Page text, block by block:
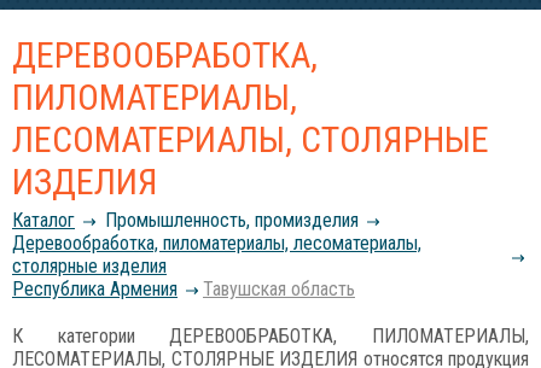
ДЕРЕВООБРАБОТКА,
ПИЛОМАТЕРИАЛЫ,
ЛЕСОМАТЕРИАЛЫ, СТОЛЯРНЫЕ
ИЗДЕЛИЯ
Каталог
Промышленность, промизделия
Деревообработка, пиломатериалы, лесоматериалы,
столярные изделия
Республика Армения
Тавушская область
К категории ДЕРЕВООБРАБОТКА, ПИЛОМАТЕРИАЛЫ,
ЛЕСОМАТЕРИАЛЫ, СТОЛЯРНЫЕ ИЗДЕЛИЯ относятся продукция